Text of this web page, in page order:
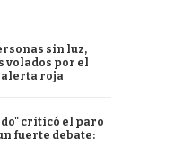
sin luz,
volados por el
roja
criticó el paro
fuerte debate: